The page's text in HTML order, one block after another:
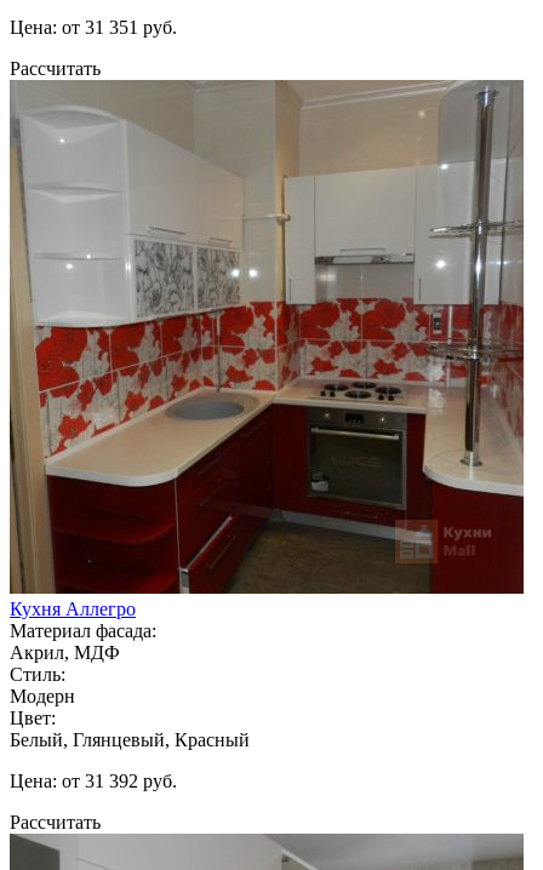
Цена: от 31 351 руб.
Рассчитать
Кухня Аллегро
Материал фасада:
Акрил, МДФ
Стиль:
Модерн
Цвет:
Белый, Глянцевый, Красный
Цена: от 31 392 руб.
Рассчитать